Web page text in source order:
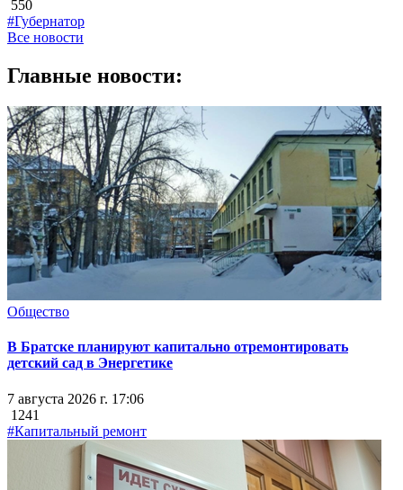
550
#Губернатор
Все новости
Главные новости:
Общество
В Братске планируют капитально отремонтировать
детский сад в Энергетике
7 августа 2026 г. 17:06
1241
#Капитальный ремонт